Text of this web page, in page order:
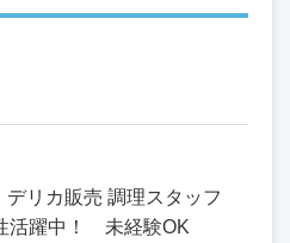
デリカ販売 調理スタッフ
活躍中！ 未経験OK